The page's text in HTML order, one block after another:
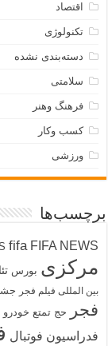
اقتصاد
تکنولوژی
دسته‌بندی نشده
سلامتی
فرهنگ وهنر
کسب وکار
ورزشی
برچسب‌ها
fifa FIFA NEWS
مرکزی بورس
بین المللی فیلم فجر
فجر
حج تمتع خودرو
فدراسیون فوتبال